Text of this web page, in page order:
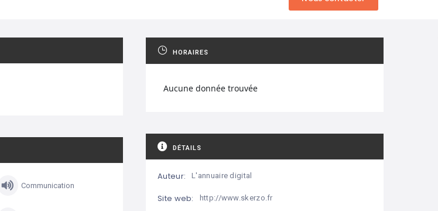
Communication
HORAIRES
Aucune donnée trouvée
DÉTAILS
Auteur: L'annuaire digital
Site web: http://www.skerzo.fr